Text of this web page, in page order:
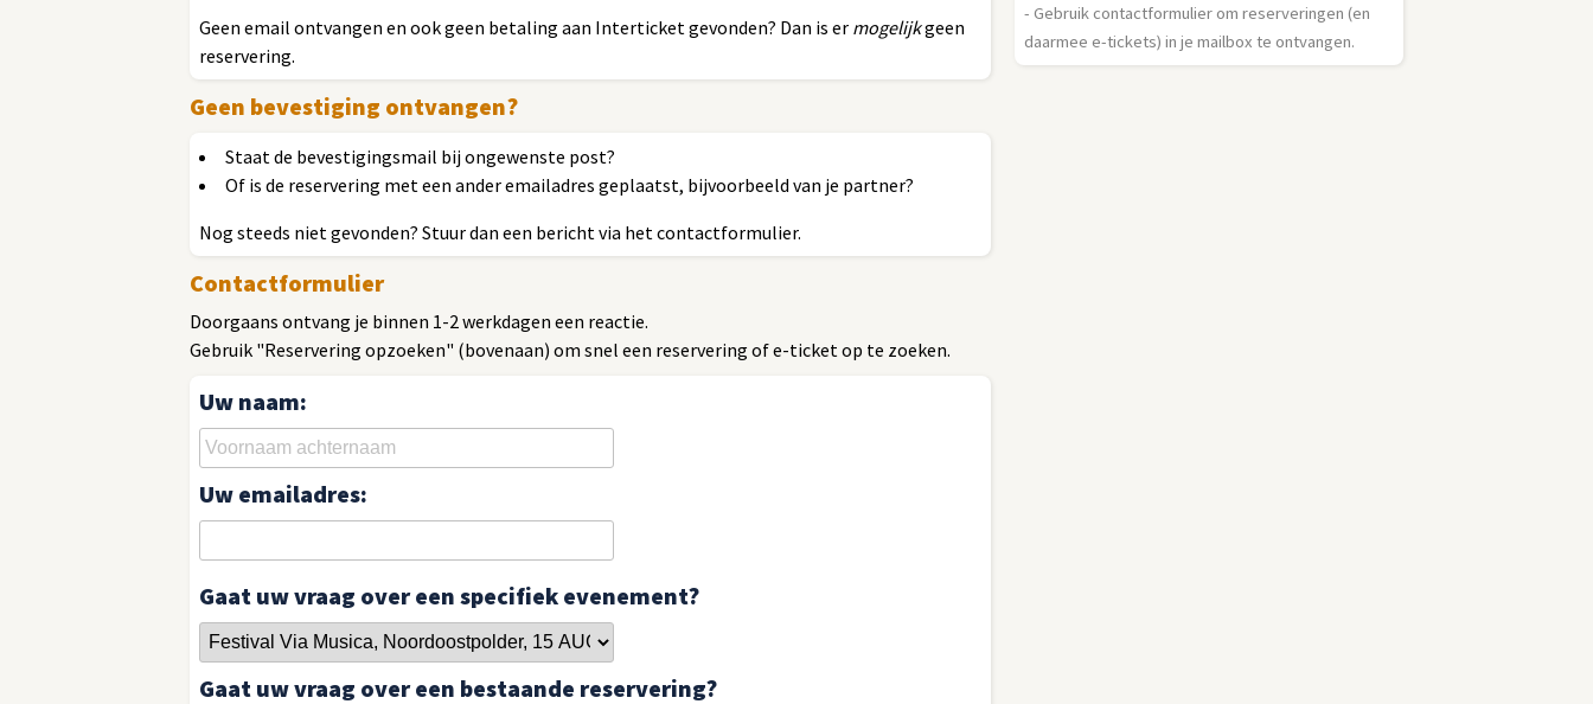
Geen email ontvangen en ook geen betaling aan Interticket gevonden? Dan is er mogelijkgeen
reservering.
Geen bevestiging ontvangen?
Staat de bevestigingsmail bij ongewenste post?
Of is de reservering met een ander emailadres geplaatst, bijvoorbeeld van je partner?
Nog steeds niet gevonden? Stuur dan een bericht via het contactformulier.
Contactformulier
Doorgaans ontvang je binnen 1-2 werkdagen een reactie.
Gebruik "Reservering opzoeken" (bovenaan) om snel een reservering of e-ticket op te zoeken.
Uw naam:
Uw emailadres:
Gaat uw vraag over een specifiek evenement?
Gaat uw vraag over een bestaande reservering?
- Gebruik contactformulier om reserveringen (en
daarmee e-tickets) in je mailbox te ontvangen.